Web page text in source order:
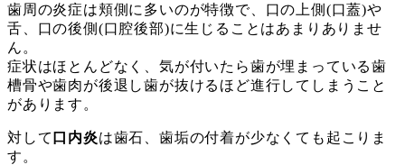
歯周の炎症は頬側に多いのが特徴で、口の上側(口蓋)や
舌、口の後側(口腔後部)に生じることはあまりありませ
ん。
症状はほとんどなく、気が付いたら歯が埋まっている歯
槽骨や歯肉が後退し歯が抜けるほど進行してしまうこと
があります。
対して 口内炎は歯石、歯垢の付着が少なくても起こりま
す。